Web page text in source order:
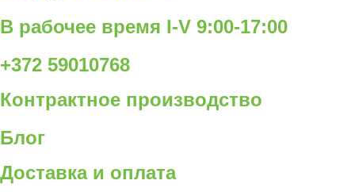
В рабочее время I-V 9:00-17:00
+372 59010768
Контрактное производство
Блог
Доставка и оплата